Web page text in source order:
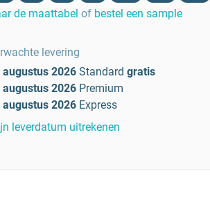
de maattabel of bestel een sample
levering
augustus 2026 Standard gratis
augustus 2026 Premium
augustus 2026 Express
leverdatum uitrekenen